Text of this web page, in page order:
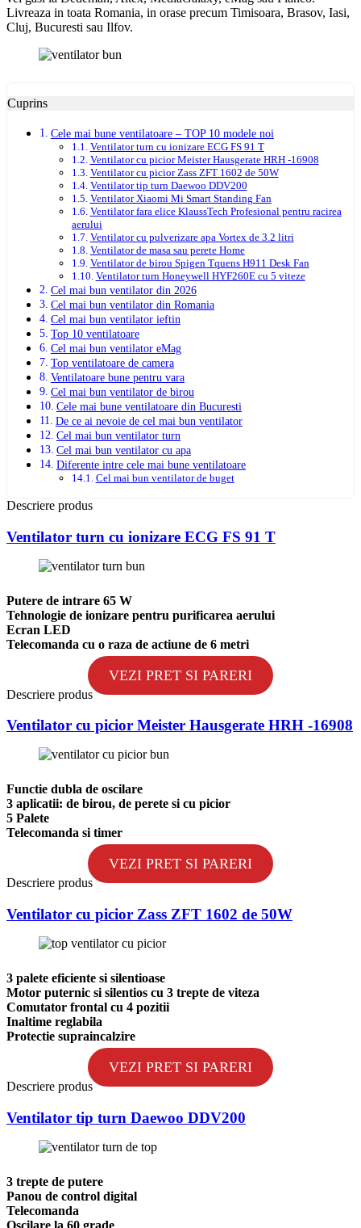
Livreaza in toata Romania, in orase precum Timisoara, Brasov, Iasi,
Cluj, Bucuresti sau Ilfov.
Cuprins
Cele mai bune ventilatoare – TOP 10 modele noi
Ventilator turn cu ionizare ECG FS 91 T
Ventilator cu picior Meister Hausgerate HRH -16908
Ventilator cu picior Zass ZFT 1602 de 50W
Ventilator tip turn Daewoo DDV200
Ventilator Xiaomi Mi Smart Standing Fan
Ventilator fara elice KlaussTech Profesional pentru racirea
aerului
Ventilator cu pulverizare apa Vortex de 3.2 litri
Ventilator de masa sau perete Home
Ventilator de birou Spigen Tquens H911 Desk Fan
Ventilator turn Honeywell HYF260E cu 5 viteze
Cel mai bun ventilator din 2026
Cel mai bun ventilator din Romania
Cel mai bun ventilator ieftin
Top 10 ventilatoare
Cel mai bun ventilator eMag
Top ventilatoare de camera
Ventilatoare bune pentru vara
Cel mai bun ventilator de birou
Cele mai bune ventilatoare din Bucuresti
De ce ai nevoie de cel mai bun ventilator
Cel mai bun ventilator turn
Cel mai bun ventilator cu apa
Diferente intre cele mai bune ventilatoare
Cel mai bun ventilator de buget
Descriere produs
Ventilator turn cu ionizare ECG FS 91 T
Putere de intrare 65 W
Tehnologie de ionizare pentru purificarea aerului
Ecran LED
Telecomanda cu o raza de actiune de 6 metri
VEZI PRET SI PARERI
Descriere produs
Ventilator cu picior Meister Hausgerate HRH -16908
Functie dubla de oscilare
3 aplicatii: de birou, de perete si cu picior
5 Palete
Telecomanda si timer
VEZI PRET SI PARERI
Descriere produs
Ventilator cu picior Zass ZFT 1602 de 50W
3 palete eficiente si silentioase
Motor puternic si silentios cu 3 trepte de viteza
Comutator frontal cu 4 pozitii
Inaltime reglabila
Protectie supraincalzire
VEZI PRET SI PARERI
Descriere produs
Ventilator tip turn Daewoo DDV200
3 trepte de putere
Panou de control digital
Telecomanda
Oscilare la 60 grade